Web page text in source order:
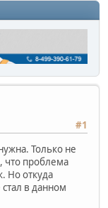
#1
Только не
что проблема
Но откуда
в данном